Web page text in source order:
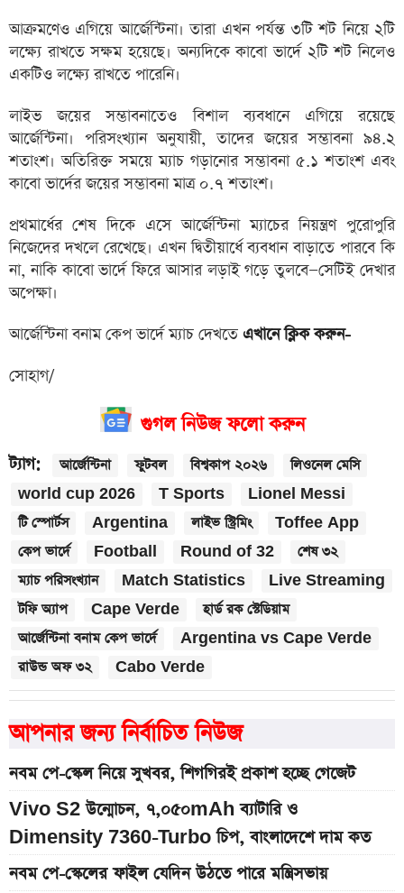
আক্রমণেও এগিয়ে আর্জেন্টিনা। তারা এখন পর্যন্ত ৩টি শট নিয়ে ২টি
লক্ষ্যে রাখতে সক্ষম হয়েছে। অন্যদিকে কাবো ভার্দে ২টি শট নিলেও
একটিও লক্ষ্যে রাখতে পারেনি।
লাইভ জয়ের সম্ভাবনাতেও বিশাল ব্যবধানে এগিয়ে রয়েছে
আর্জেন্টিনা। পরিসংখ্যান অনুযায়ী, তাদের জয়ের সম্ভাবনা ৯৪.২
শতাংশ। অতিরিক্ত সময়ে ম্যাচ গড়ানোর সম্ভাবনা ৫.১ শতাংশ এবং
কাবো ভার্দের জয়ের সম্ভাবনা মাত্র ০.৭ শতাংশ।
প্রথমার্ধের শেষ দিকে এসে আর্জেন্টিনা ম্যাচের নিয়ন্ত্রণ পুরোপুরি
নিজেদের দখলে রেখেছে। এখন দ্বিতীয়ার্ধে ব্যবধান বাড়াতে পারবে কি
না, নাকি কাবো ভার্দে ফিরে আসার লড়াই গড়ে তুলবে—সেটিই দেখার
অপেক্ষা।
আর্জেন্টিনা বনাম কেপ ভার্দে ম্যাচ দেখতে এখানে ক্লিক করুন-
সোহাগ/
গুগল নিউজ ফলো করুন
ট্যাগ: আর্জেন্টিনা ফুটবল বিশ্বকাপ ২০২৬
লিওনেল মেসি
world cup 2026
T Sports
Lionel Messi
টি স্পোর্টস
Argentina লাইভ স্ট্রিমিং
Toffee App
কেপ ভার্দে
Football Round of 32
শেষ ৩২
ম্যাচ পরিসংখ্যান
Match Statistics
Live Streaming
টফি অ্যাপ
Cape Verde
হার্ড রক স্টেডিয়াম
আর্জেন্টিনা বনাম কেপ ভার্দে
Argentina vs Cape Verde
রাউন্ড অফ ৩২
Cabo Verde
আপনার জন্য নির্বাচিত নিউজ
নবম পে-স্কেল নিয়ে সুখবর, শিগগিরই প্রকাশ হচ্ছে গেজেট
Vivo S2 উন্মোচন, ৭,০৫০mAh ব্যাটারি ও
Dimensity 7360-Turbo চিপ, বাংলাদেশে দাম কত
নবম পে-স্কেলের ফাইল যেদিন উঠতে পারে মন্ত্রিসভায়